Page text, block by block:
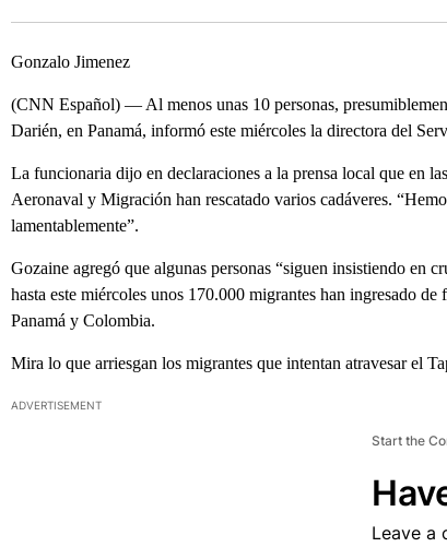
Gonzalo Jimenez
(CNN Español) — Al menos unas 10 personas,
Darién, en Panamá, informó este miércoles la directora del
La funcionaria dijo en declaraciones a la prensa local que en
Aeronaval y Migración han rescatado varios cadáveres.
lamentablemente”.
Gozaine agregó que algunas personas “siguen insistiendo en
hasta este miércoles unos 170.000 migrantes han ingresado
Panamá y Colombia.
Mira lo que arriesgan los migrantes que intentan atravesar el
ADVERTISEMENT
Start the
Leave a